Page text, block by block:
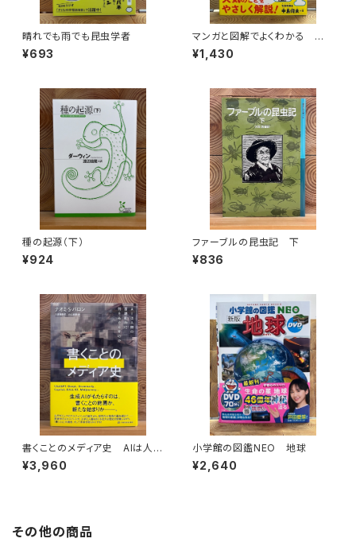
晴れでも雨でも昆虫学者
¥693
マンガと図解でよくわかる はじ
めての気象学
¥1,430
種の起源（下）
¥924
ファーブルの昆虫記 下
¥836
書くことのメディア史 AIは人間
の言語能力に何をもたらすのか
¥3,960
小学館の図鑑NEO 地球
¥2,640
その他の商品